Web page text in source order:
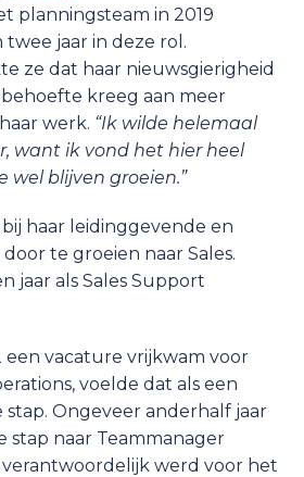
planningsteam in 2019
jaar in deze rol.
ze dat haar nieuwsgierigheid
kreeg aan meer
werk. “Ik wilde helemaal
want ik vond het hier heel
wel blijven groeien.”
haar leidinggevende en
te groeien naar Sales.
jaar als Sales Support
een vacature vrijkwam voor
voelde dat als een
stap. Ongeveer anderhalf jaar
stap naar Teammanager
verantwoordelijk werd voor het